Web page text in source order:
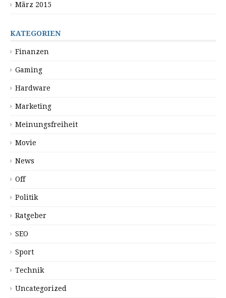
März 2015
KATEGORIEN
Finanzen
Gaming
Hardware
Marketing
Meinungsfreiheit
Movie
News
Off
Politik
Ratgeber
SEO
Sport
Technik
Uncategorized